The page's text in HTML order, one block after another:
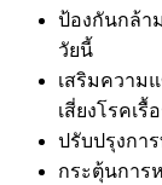
ป้องกันกล้า
วัยนี้
เสริมความ
เสี่ยงโรคเรื้
ปรับปรุงกา
กระตุ้นการ